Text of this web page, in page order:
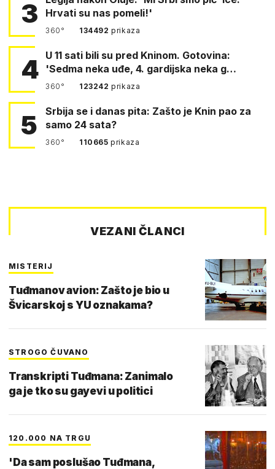
3
Hrvati su nas pomeli!'
360° 134492prikaza
4 U 11 sati bili su pred Kninom. Gotovina:
'Sedma neka uđe, 4. gardijska neka g…
360° 123242prikaza
5
Srbija se i danas pita: Zašto je Knin pao za
samo 24 sata?
360° 110665prikaza
VEZANI ČLANCI
MISTERIJ
Tuđmanov avion: Zašto je bio u
Švicarskoj s YU oznakama?
STROGO ČUVANO
Transkripti Tuđmana: Zanimalo
ga je tko su gayevi u politici
120.000 NA TRGU
'Da sam poslušao Tuđmana,